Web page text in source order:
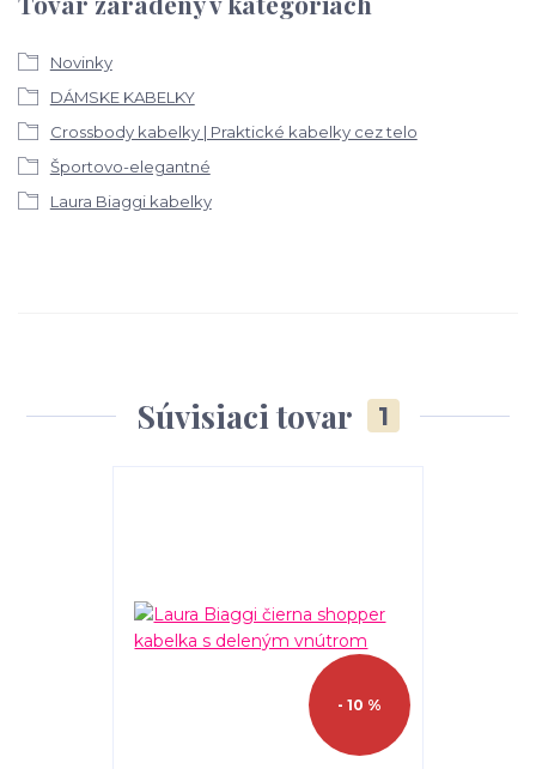
Novinky
DÁMSKE KABELKY
Crossbody kabelky | Praktické kabelky cez telo
Športovo-elegantné
Laura Biaggi kabelky
Súvisiaci tovar 1
- 10 %